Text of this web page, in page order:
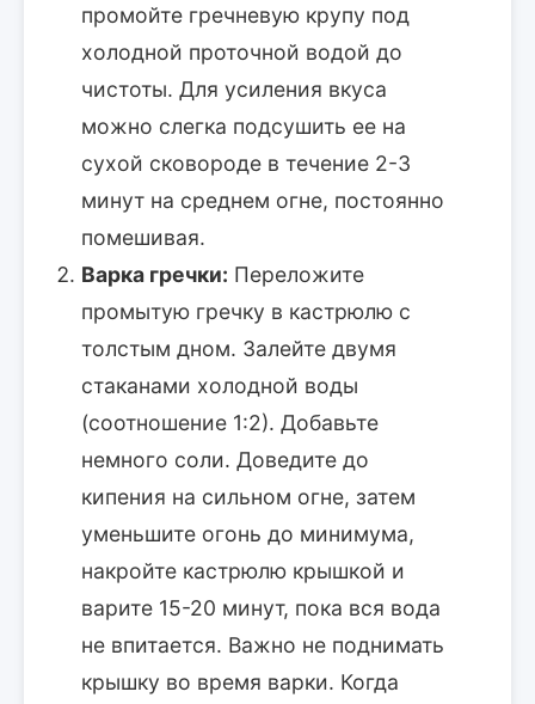
промойте гречневую крупу под
холодной проточной водой до
чистоты. Для усиления вкуса
можно слегка подсушить ее на
сухой сковороде в течение 2-3
минут на среднем огне, постоянно
помешивая.
Варка гречки: Переложите
промытую гречку в кастрюлю с
толстым дном. Залейте двумя
стаканами холодной воды
(соотношение 1:2). Добавьте
немного соли. Доведите до
кипения на сильном огне, затем
уменьшите огонь до минимума,
накройте кастрюлю крышкой и
варите 15-20 минут, пока вся вода
не впитается. Важно не поднимать
крышку во время варки. Когда